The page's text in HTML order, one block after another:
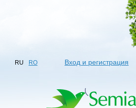
RU RO Вход и регистрация